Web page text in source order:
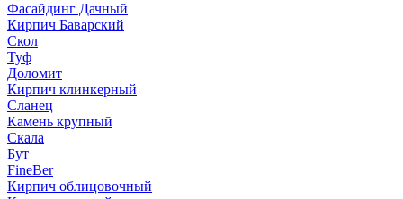
Фасайдинг Дачный
Кирпич Баварский
Скол
Туф
Доломит
Кирпич клинкерный
Сланец
Камень крупный
Скала
Бут
FineBer
Кирпич облицовочный